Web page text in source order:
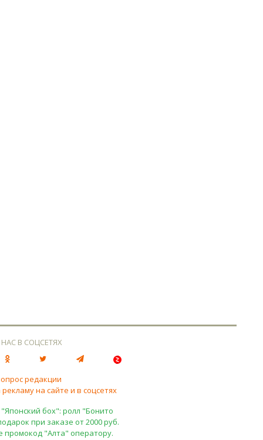
В СОЦСЕТЯХ
редакции
на сайте и в соцсетях
бох": ролл "Бонито
при заказе от 2000 руб.
промокод "Алта" оператору.